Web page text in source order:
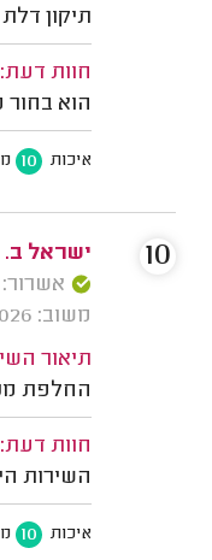
תיקון
חוות דעת:
הוא בחור
איכות 10
ישראל ב.
אשרור: 19/04/2026
משוב: 19/01/2026
תיאור
החלפת
חוות דעת:
השירות
איכות 10
10